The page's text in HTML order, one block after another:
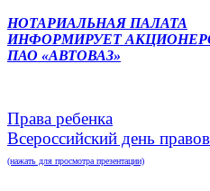
НОТАРИАЛЬНАЯ ПАЛАТА
ИНФОРМИРУЕТ
ПАО «АВТОВАЗ»
Права ребенка
Всероссийский день
(нажать для просмотра презентации)